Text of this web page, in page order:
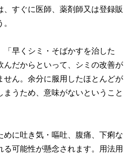
、すぐに医師、薬剤師又は登録販
「早くシミ・そばかすを治した
んだからといって、シミの改善が
せん。余分に服用したほとんどが
まうため、意味がないということ
めに吐き気・嘔吐、腹痛、下痢な
る可能性が懸念されます。用法用